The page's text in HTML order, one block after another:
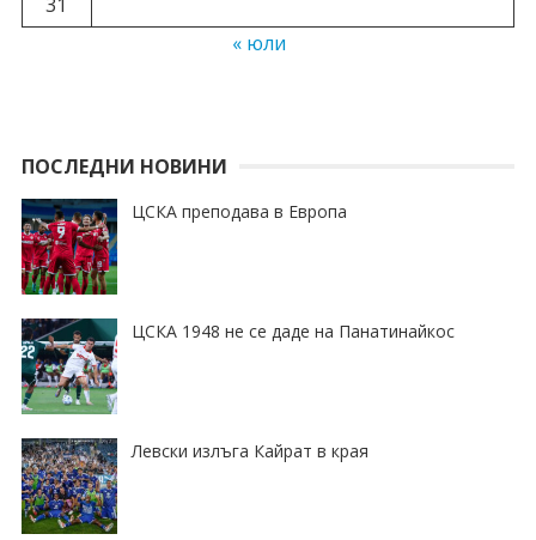
« юли
ПОСЛЕДНИ НОВИНИ
ЦСКА преподава в Европа
ЦСКА 1948 не се даде на Панатинайкос
Левски излъга Кайрат в края